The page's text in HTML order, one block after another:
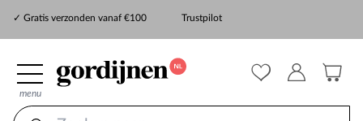
✓ Gratis verzonden vanaf €100
Trustpilot
menu